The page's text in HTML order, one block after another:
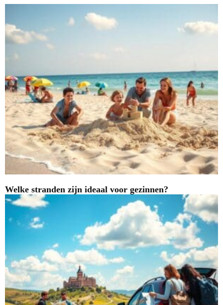
Welke stranden zijn ideaal voor gezinnen?